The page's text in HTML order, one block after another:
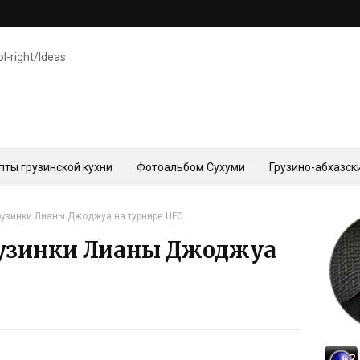
right/Ideas
грузинской кухни Фотоальбом Сухуми Грузино-
Лианы Джоджуа на турнире UFC
Лианы Джоджуа